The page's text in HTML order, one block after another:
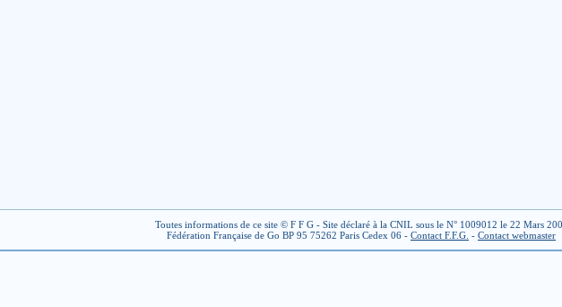
Toutes informations de ce site © F F G - Site déclaré à la CNIL sous le N° 1009012 le 22 Mars
Fédération Française de Go BP 95 75262 Paris Cedex 06 - Contact F.F.G. - Contact webmaster